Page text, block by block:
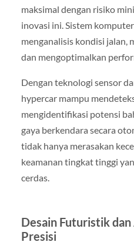
maksimal dengan risiko
inovasi ini. Sistem
menganalisis kondisi jalan,
dan mengoptimalkan
Dengan teknologi sensor
hypercar mampu
mengidentifikasi potensi
gaya berkendara secara
tidak hanya merasakan
keamanan tingkat tinggi
cerdas.
Desain Futuristik
Presisi